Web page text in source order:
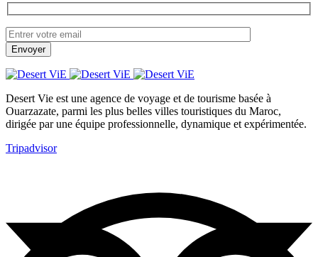
Desert Vie est une agence de voyage et de tourisme basée à
Ouarzazate, parmi les plus belles villes touristiques du Maroc,
dirigée par une équipe professionnelle, dynamique et expérimentée.
Tripadvisor